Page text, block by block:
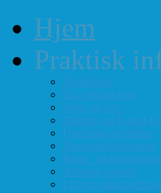
Hjem
Praktisk
Terminliste
Tid, sted og pris
Styre og verv
Telefon- og E-post-
Forenings-vedtekter
Turneringsreglement
Barne- og
Årsmøte-papirer
Litt om